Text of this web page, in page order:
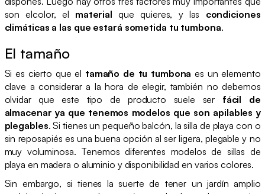
son elcolor, el material que quieres, y las condiciones
climáticas a las que estará sometida tu tumbona.
El tamaño
Si es cierto que el tamaño de tu tumbona es un elemento
clave a considerar a la hora de elegir, también no debemos
olvidar que este tipo de producto suele ser fácil de
almacenar ya que tenemos modelos que son apilables y
plegables. Si tienes un pequeño balcón, la silla de playa con o
sin reposapiés es una buena opción al ser ligera, plegable y no
muy voluminosa. Tenemos diferentes modelos de sillas de
playa en madera o aluminio y disponibilidad en varios colores.
Sin embargo, si tienes la suerte de tener un jardín amplio